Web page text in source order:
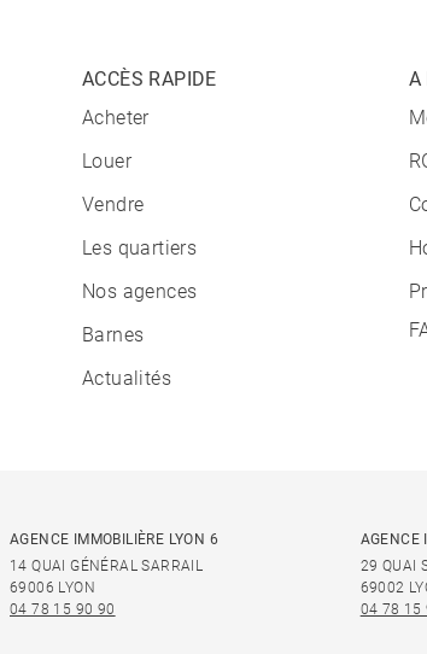
ACCÈS RAPIDE
Acheter
Louer
Vendre
Les quartiers
Nos agences
Barnes
Actualités
A
AGENCE IMMOBILIÈRE LYON 6
14 QUAI GÉNÉRAL SARRAIL
69006 LYON
04 78 15 90 90
AGENCE
29 QUAI
69002
04 78 15